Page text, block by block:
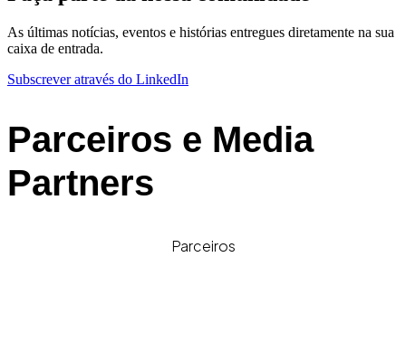
As últimas notícias, eventos e histórias entregues diretamente na sua
caixa de entrada.
Subscrever através do LinkedIn
Parceiros e Media
Partners
Parceiros